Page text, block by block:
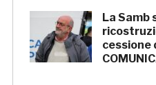
La Samb
cessione